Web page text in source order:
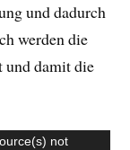
und dadurch
werden die
und damit die
not